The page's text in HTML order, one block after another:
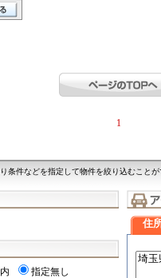
1
条件などを指定して物件を絞り込むことが
指定無し
住